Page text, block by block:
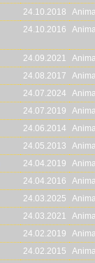
24.10.2018
24.10.2016
24.09.2021
24.08.2017
24.07.2024
24.07.2019
24.06.2014
24.05.2013
24.04.2019
24.04.2016
24.03.2025
24.03.2021
24.02.2019
24.02.2015